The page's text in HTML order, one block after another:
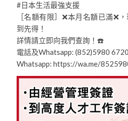
#日本生活最強支援
［名額有限］❌本月名額已滿❌
到先得！
詳情請立即向我們查詢！☎️
電話及Whatsapp: (852)5980 6720
Whatsapp: https://wa.me/